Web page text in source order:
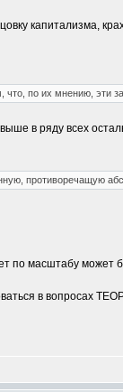
капитализма,
по их мнению, эти
в ряду всех
противоречащую
по масштабу
в вопросах